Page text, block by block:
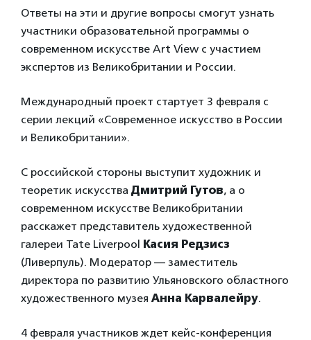
Ответы на эти и другие вопросы смогут узнать
участники образовательной программы о
современном искусстве Art View с участием
экспертов из Великобритании и России.
Международный проект стартует 3 февраля с
серии лекций «Современное искусство в России
и Великобритании».
С российской стороны выступит художник и
теоретик искусства Дмитрий Гутов, а о
современном искусстве Великобритании
расскажет представитель художественной
галереи Tate Liverpool Касия Редзисз
(Ливерпуль). Модератор — заместитель
директора по развитию Ульяновского областного
художественного музея Анна Карвалейру.
4 февраля участников ждет кейс-конференция